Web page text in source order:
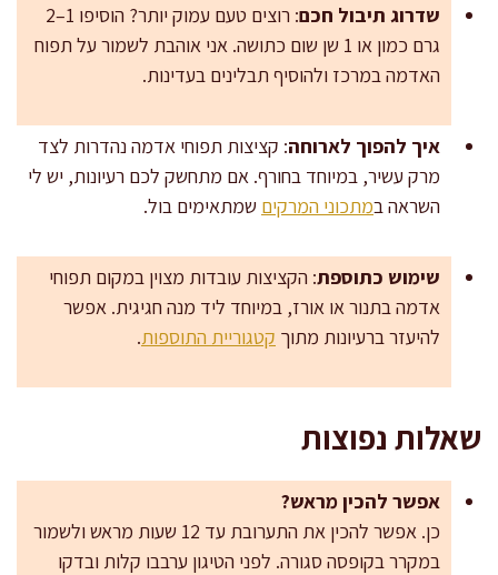
שדרוג תיבול חכם
: רוצים טעם עמוק יותר? הוסיפו 1–2
גרם כמון או 1 שן שום כתושה. אני אוהבת לשמור על תפוח
האדמה במרכז ולהוסיף תבלינים בעדינות.
איך להפוך לארוחה: קציצות תפוחי אדמה נהדרות לצד
מרק עשיר, במיוחד בחורף. אם מתחשק לכם רעיונות, יש לי
השראה במתכוני המרקים שמתאימים בול.
שימוש כתוספת: הקציצות עובדות מצוין במקום תפוחי
אדמה בתנור או אורז, במיוחד ליד מנה חגיגית. אפשר
להיעזר ברעיונות מתוך קטגוריית התוספות.
שאלות נפוצות
אפשר להכין מראש?
כן. אפשר להכין את התערובת עד 12 שעות מראש ולשמור
במקרר בקופסה סגורה. לפני הטיגון ערבבו קלות ובדקו